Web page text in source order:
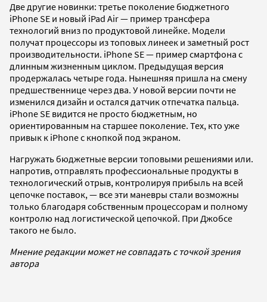
Две другие новинки: третье поколение бюджетного
iPhone SE и новый iPad Air — пример трансфера
технологий вниз по продуктовой линейке. Модели
получат процессоры из топовых линеек и заметный рост
производительности. iPhone SE — пример смартфона с
длинным жизненным циклом. Предыдущая версия
продержалась четыре года. Нынешняя пришла на смену
предшественнице через два. У новой версии почти не
изменился дизайн и остался датчик отпечатка пальца.
iPhone SE видится не просто бюджетным, но
ориентированным на старшее поколение. Тех, кто уже
привык к iPhone с кнопкой под экраном.
Нагружать бюджетные версии топовыми решениями или.
напротив, отправлять профессиональные продукты в
технологический отрыв, контролируя прибыль на всей
цепочке поставок, — все эти маневры стали возможны
только благодаря собственным процессорам и полному
контролю над логистической цепочкой. При Джобсе
такого не было.
Мнение редакции может не совпадать с точкой зрения
автора